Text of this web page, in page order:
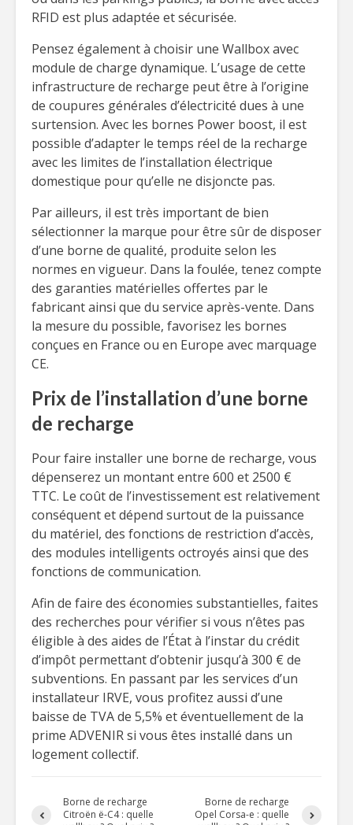
RFID est plus adaptée et sécurisée.
Pensez également à choisir une Wallbox avec
module de charge dynamique. L’usage de cette
infrastructure de recharge peut être à l’origine
de coupures générales d’électricité dues à une
surtension. Avec les bornes Power boost, il est
possible d’adapter le temps réel de la recharge
avec les limites de l’installation électrique
domestique pour qu’elle ne disjoncte pas.
Par ailleurs, il est très important de bien
sélectionner la marque pour être sûr de disposer
d’une borne de qualité, produite selon les
normes en vigueur. Dans la foulée, tenez compte
des garanties matérielles offertes par le
fabricant ainsi que du service après-vente. Dans
la mesure du possible, favorisez les bornes
conçues en France ou en Europe avec marquage
CE.
Prix de l’installation d’une borne
de recharge
Pour faire installer une borne de recharge, vous
dépenserez un montant entre 600 et 2500 €
TTC. Le coût de l’investissement est relativement
conséquent et dépend surtout de la puissance
du matériel, des fonctions de restriction d’accès,
des modules intelligents octroyés ainsi que des
fonctions de communication.
Afin de faire des économies substantielles, faites
des recherches pour vérifier si vous n’êtes pas
éligible à des aides de l’État à l’instar du crédit
d’impôt permettant d’obtenir jusqu’à 300 € de
subventions. En passant par les services d’un
installateur IRVE, vous profitez aussi d’une
baisse de TVA de 5,5% et éventuellement de la
prime ADVENIR si vous êtes installé dans un
logement collectif.
Borne de recharge
Citroën ë-C4 : quelle
Borne de recharge
Opel Corsa-e : quelle